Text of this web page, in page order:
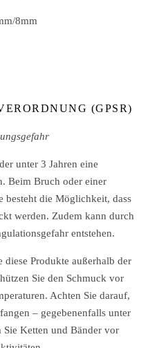
8mm
(GPSR)
unter 3 Jahren eine
Beim Bruch oder einer
besteht die Möglichkeit, dass
werden. Zudem kann durch
entstehen.
diese Produkte außerhalb der
Sie den Schmuck vor
Achten Sie darauf,
– gegebenenfalls unter
Ketten und Bänder vor